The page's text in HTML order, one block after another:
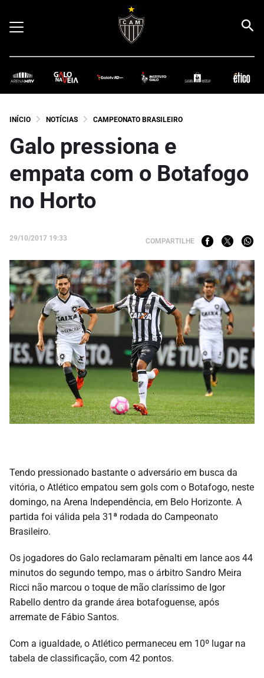
INÍCIO NOTÍCIAS CAMPEONATO BRASILEIRO
Galo pressiona e
empata com o Botafogo
no Horto
29/10/2017 19:33 COMPARTILHE
Tendo pressionado bastante o adversário em busca da
vitória, o Atlético empatou sem gols com o Botafogo, neste
domingo, na Arena Independência, em Belo Horizonte. A
partida foi válida pela 31ª rodada do Campeonato
Brasileiro.
Os jogadores do Galo reclamaram pênalti em lance aos 44
minutos do segundo tempo, mas o árbitro Sandro Meira
Ricci não marcou o toque de mão claríssimo de Igor
Rabello dentro da grande área botafoguense, após
arremate de Fábio Santos.
Com a igualdade, o Atlético permaneceu em 10º lugar na
tabela de classificação, com 42 pontos.